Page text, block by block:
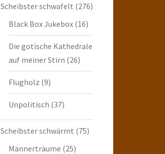
Scheibster schwafelt (276)
Black Box Jukebox(16)
Die gotische Kathedrale
auf meiner Stirn (26)
Flugholz (9)
Unpolitisch (37)
Scheibster schwärmt (75)
Männerträume (25)